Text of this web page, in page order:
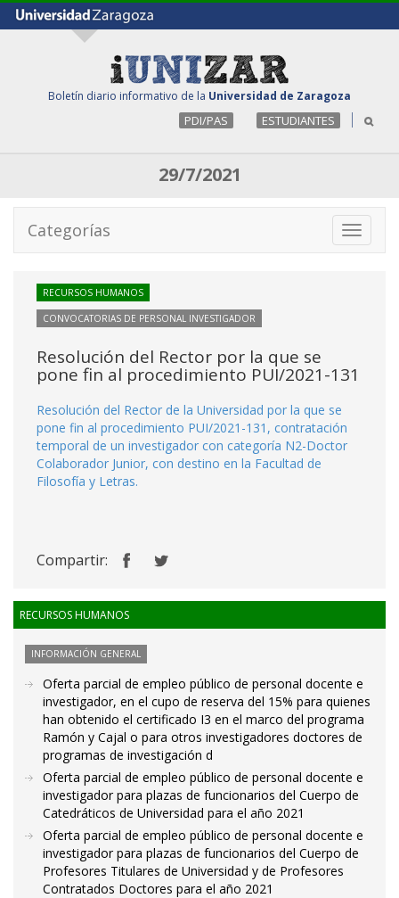
Boletín diario informativo de la Universidad de Zaragoza
PDI/PAS ESTUDIANTES
29/7/2021
Toggle
Categorías
RECURSOS HUMANOS
CONVOCATORIAS DE PERSONAL INVESTIGADOR
Resolución del Rector por la que se
pone fin al procedimiento PUI/2021-131
Resolución del Rector de la Universidad por la que se
pone fin al procedimiento PUI/2021-131, contratación
temporal de un investigador con categoría N2-Doctor
Colaborador Junior, con destino en la Facultad de
Filosofía y Letras.
Compartir:
RECURSOS HUMANOS
INFORMACIÓN GENERAL
Oferta parcial de empleo público de personal docente e
investigador, en el cupo de reserva del 15% para quienes
han obtenido el certificado I3 en el marco del programa
Ramón y Cajal o para otros investigadores doctores de
programas de investigación d
Oferta parcial de empleo público de personal docente e
investigador para plazas de funcionarios del Cuerpo de
Catedráticos de Universidad para el año 2021
Oferta parcial de empleo público de personal docente e
investigador para plazas de funcionarios del Cuerpo de
Profesores Titulares de Universidad y de Profesores
Contratados Doctores para el año 2021